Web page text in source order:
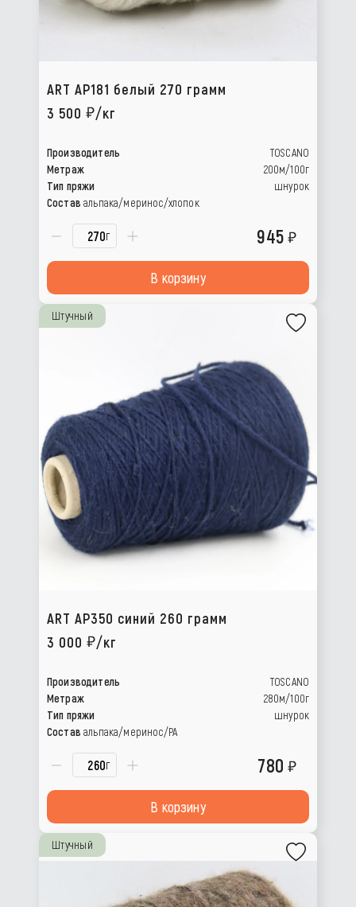
ART AP181 белый 270 грамм
3 500
/кг
Производитель
TOSCANO
Метраж
200м/100г
Тип пряжи
шнурок
Состав альпака/меринос/хлопок
г 945
В корзину
Штучный
ART AP350 синий 260 грамм
3 000
/кг
Производитель
TOSCANO
Метраж
280м/100г
Тип пряжи
шнурок
Состав альпака/меринос/РА
г 780
В корзину
Штучный